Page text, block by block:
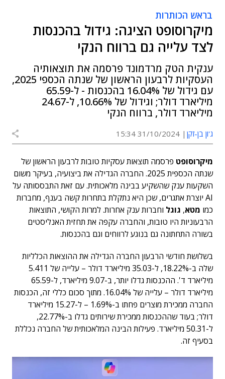
בראש הכותרות
מיקרוסופט הציגה: גידול בהכנסות
לצד עלייה גם ברווח הנקי
ענקית הטק מרדמונד פרסמה את תוצאותיה
העסקיות לרבעון הראשון של שנתה הכספי 2025,
עם גידול של 16.04% בהכנסות - ל-65.59
מיליארד דולר; וגידול של 10.66%, ל-24.67
מיליארד דולר, ברווח הנקי
ג'ון בן-זקן 31/10/2024 15:34
מיקרוסופט פרסמה תוצאות עסקיות טובות לרבעון הראשון של
שנתה הכספית 2025. החברה הגדילה את ביצועיה, בעיקר משום
השקעות ענק שהשקיע בבינה מלאכותית. עם זאת התבססותה על
AI יוצרת אתגרים, שכן היא נתקלת בתחרות קשה בענף, מחברות
כמו מטא, גוגל וחברות ענק אחרות. למרות הקושי, התוצאות
הרבעוניות היו טובות, והחברה עקפה את תחזית האנליסטים
בשורה התחתונה גם בנוגע לרווחים וגם בהכנסות.
בשלושת חודשי הרבעון החברה הגדילה את ההוצאות הכלליות
שלה ב-18.22%, ל-35.03 מיליארד דולר – עלייה של 5.411
מיליארד ד'. ההכנסות גדלו יותר, ב-9.07 מיליארד, ל-65.59
מיליארד דולר – עלייה של 16.04%. מתוך סכום כללי זה, הכנסות
החברה ממכירת מוצרים פחתו ב-1.69% – ל-15.27 מיליארד
דולר; בעוד שההכנסות ממכירת שירותים גדלו ב-22.77%,
ל-50.31 מיליארד. פעילות הבינה המלאכותית של החברה נכללת
בסעיף זה.